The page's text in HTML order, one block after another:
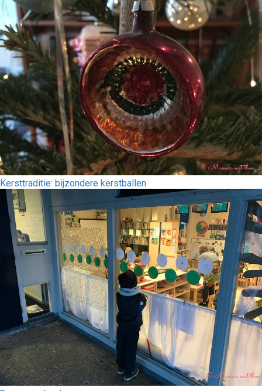
Kersttraditie: bijzondere kerstballen